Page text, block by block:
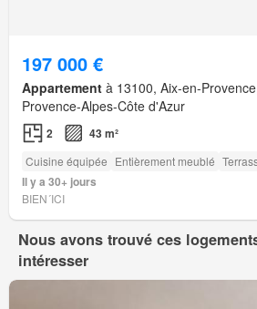
197 000 €
Appartement à 13100, Aix-en-
Provence-Alpes-Côte d'Azur
2 43 m²
Cuisine équipée Entièrement meublé
Il y a 30+ jours
BIEN´ICI
Nous avons trouvé ces
intéresser